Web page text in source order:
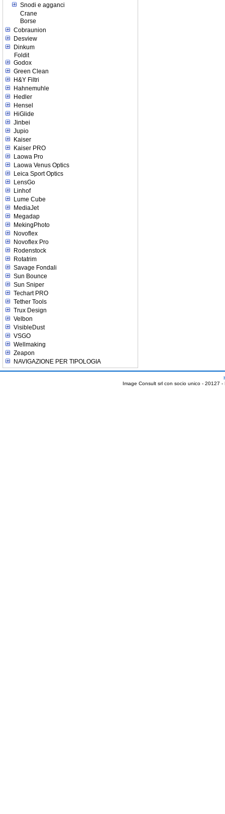
Snodi e agganci
Crane
Borse
Cobraunion
Desview
Dinkum
Foldit
Godox
Green Clean
H&Y Filtri
Hahnemuhle
Hedler
Hensel
HiGlide
Jinbei
Jupio
Kaiser
Kaiser PRO
Laowa Pro
Laowa Venus Optics
Leica Sport Optics
LensGo
Linhof
Lume Cube
MediaJet
Megadap
MekingPhoto
Novoflex
Novoflex Pro
Rodenstock
Rotatrim
Savage Fondali
Sun Bounce
Sun Sniper
Techart PRO
Tether Tools
Trux Design
Velbon
VisibleDust
VSGO
Wellmaking
Zeapon
NAVIGAZIONE PER TIPOLOGIA
Image Consult srl con socio unico - 20127